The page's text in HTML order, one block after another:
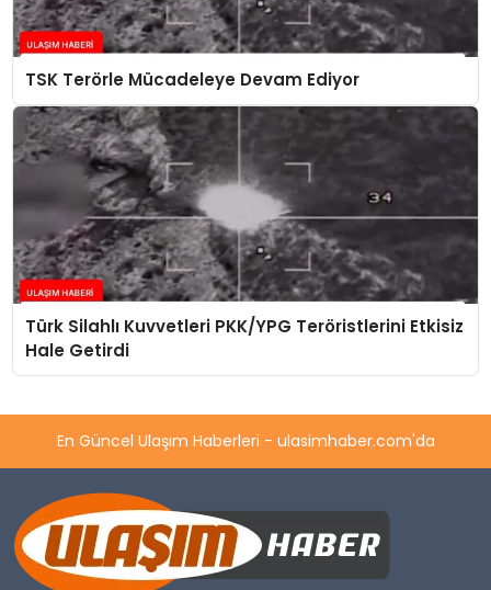
TSK Terörle Mücadeleye Devam Ediyor
Türk Silahlı Kuvvetleri PKK/YPG Teröristlerini Etkisiz
Hale Getirdi
En Güncel Ulaşım Haberleri - ulasimhaber.com'da